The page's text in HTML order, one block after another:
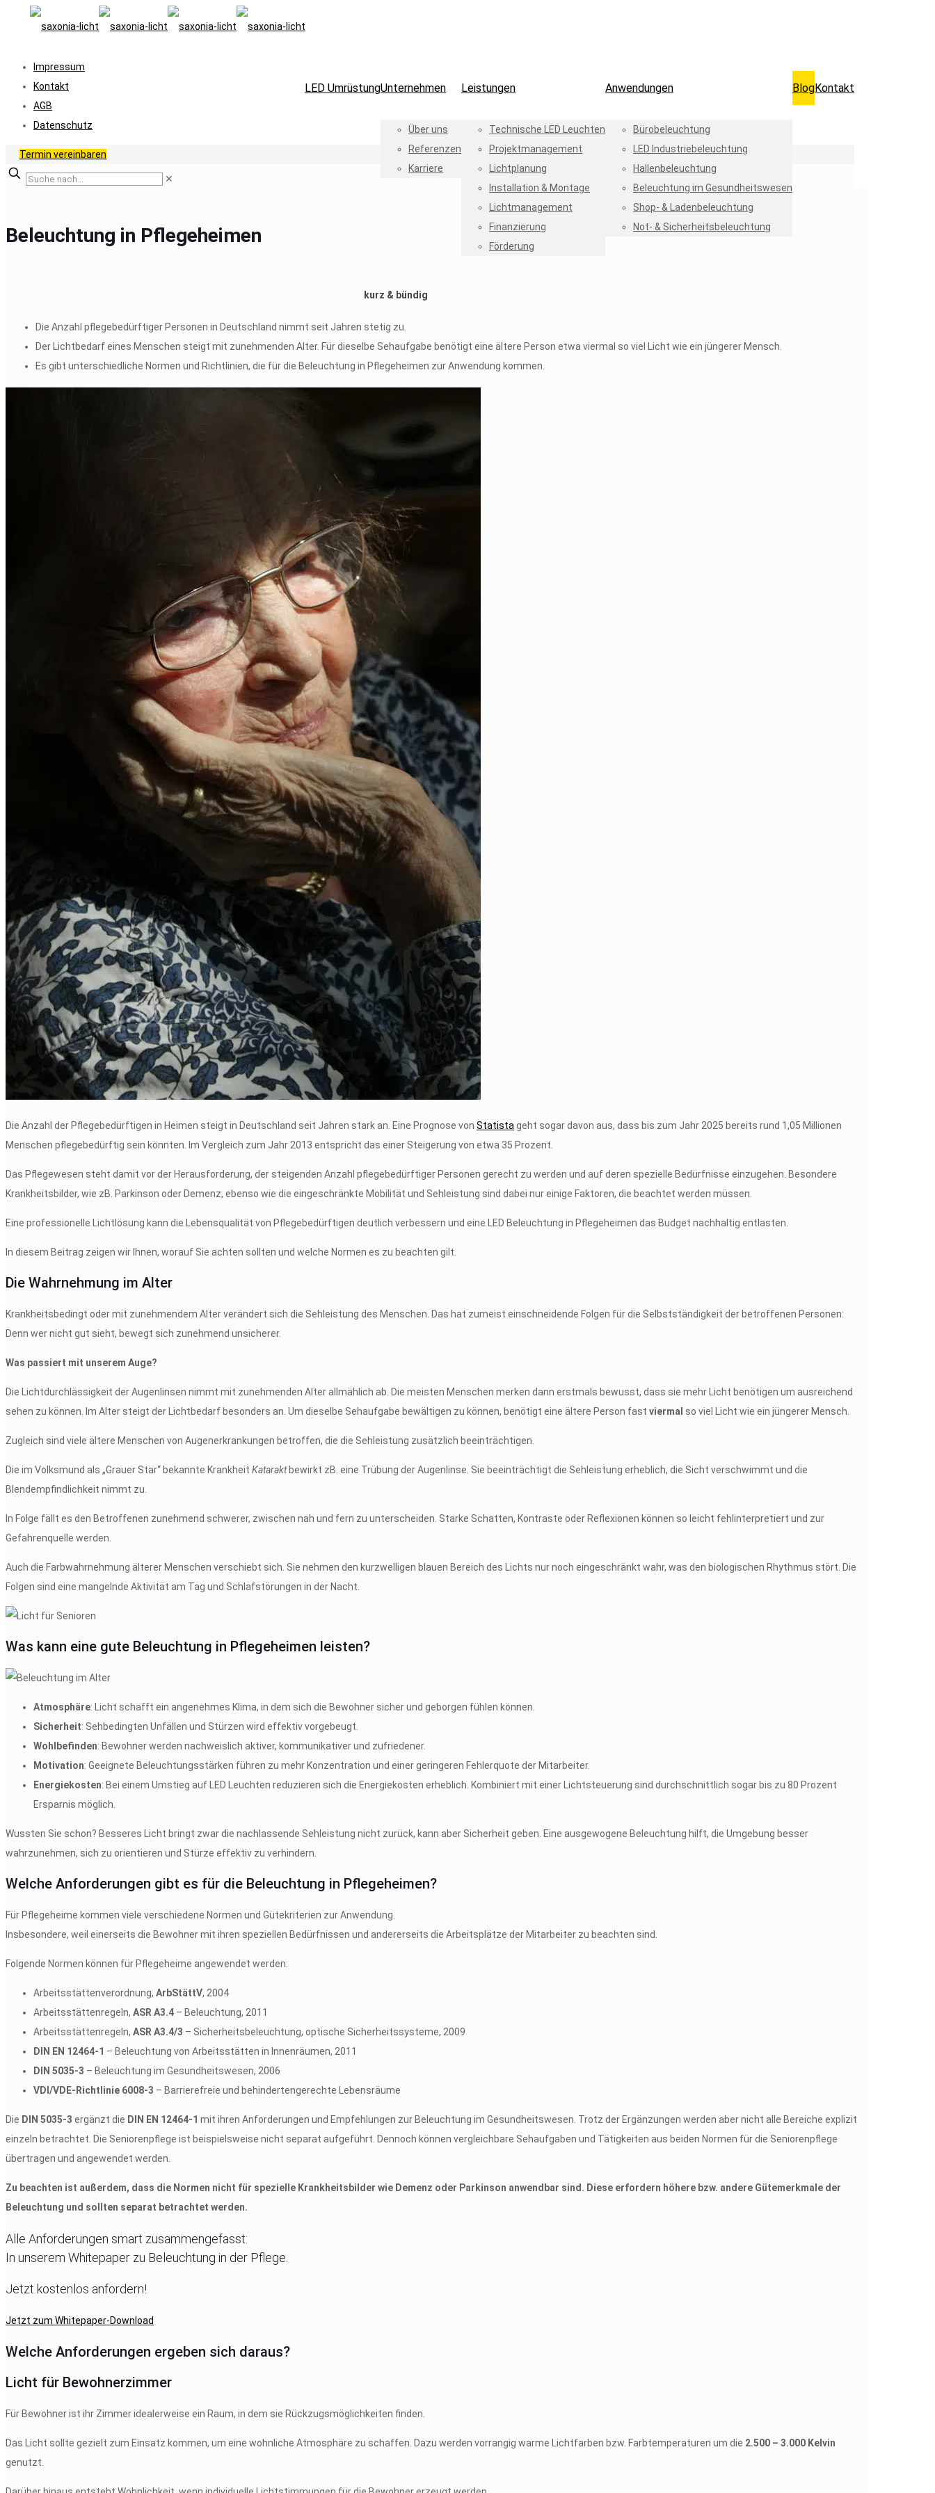
LED UmrüstungUnternehmen
Über uns
Referenzen
Karriere
Leistungen
Technische LED Leuchten
Projektmanagement
Lichtplanung
Installation & Montage
Lichtmanagement
Finanzierung
Förderung
Anwendungen
Bürobeleuchtung
LED Industriebeleuchtung
Hallenbeleuchtung
Beleuchtung im Gesundheitswesen
Shop- & Ladenbeleuchtung
Not- & Sicherheitsbeleuchtung
BlogKontakt
Impressum
Kontakt
AGB
Datenschutz
Termin vereinbaren
✕
Beleuchtung in Pflegeheimen
kurz & bündig
Die Anzahl pflegebedürftiger Personen in Deutschland nimmt seit Jahren stetig zu.
Der Lichtbedarf eines Menschen steigt mit zunehmenden Alter. Für dieselbe Sehaufgabe benötigt eine ältere Person etwa viermal so viel Licht wie ein jüngerer Mensch.
Es gibt unterschiedliche Normen und Richtlinien, die für die Beleuchtung in Pflegeheimen zur Anwendung kommen.
Die Anzahl der Pflegebedürftigen in Heimen steigt in Deutschland seit Jahren stark an. Eine Prognose von Statista geht sogar davon aus, dass bis zum Jahr 2025 bereits rund 1,05 Millionen
Menschen pflegebedürftig sein könnten. Im Vergleich zum Jahr 2013 entspricht das einer Steigerung von etwa 35 Prozent.
Das Pflegewesen steht damit vor der Herausforderung, der steigenden Anzahl pflegebedürftiger Personen gerecht zu werden und auf deren spezielle Bedürfnisse einzugehen. Besondere
Krankheitsbilder, wie zB. Parkinson oder Demenz, ebenso wie die eingeschränkte Mobilität und Sehleistung sind dabei nur einige Faktoren, die beachtet werden müssen.
Eine professionelle Lichtlösung kann die Lebensqualität von Pflegebedürftigen deutlich verbessern und eine LED Beleuchtung in Pflegeheimen das Budget nachhaltig entlasten.
In diesem Beitrag zeigen wir Ihnen, worauf Sie achten sollten und welche Normen es zu beachten gilt.
Die Wahrnehmung im Alter
Krankheitsbedingt oder mit zunehmendem Alter verändert sich die Sehleistung des Menschen. Das hat zumeist einschneidende Folgen für die Selbstständigkeit der betroffenen Personen:
Denn wer nicht gut sieht, bewegt sich zunehmend unsicherer.
Was passiert mit unserem Auge?
Die Lichtdurchlässigkeit der Augenlinsen nimmt mit zunehmenden Alter allmählich ab. Die meisten Menschen merken dann erstmals bewusst, dass sie mehr Licht benötigen um ausreichend
sehen zu können. Im Alter steigt der Lichtbedarf besonders an. Um dieselbe Sehaufgabe bewältigen zu können, benötigt eine ältere Person fast viermal so viel Licht wie ein jüngerer Mensch.
Zugleich sind viele ältere Menschen von Augenerkrankungen betroffen, die die Sehleistung zusätzlich beeinträchtigen.
Die im Volksmund als „Grauer Star“ bekannte Krankheit Kataraktbewirkt zB. eine Trübung der Augenlinse. Sie beeinträchtigt die Sehleistung erheblich, die Sicht verschwimmt und die
Blendempfindlichkeit nimmt zu.
In Folge fällt es den Betroffenen zunehmend schwerer, zwischen nah und fern zu unterscheiden. Starke Schatten, Kontraste oder Reflexionen können so leicht fehlinterpretiert und zur
Gefahrenquelle werden.
Auch die Farbwahrnehmung älterer Menschen verschiebt sich. Sie nehmen den kurzwelligen blauen Bereich des Lichts nur noch eingeschränkt wahr, was den biologischen Rhythmus stört. Die
Folgen sind eine mangelnde Aktivität am Tag und Schlafstörungen in der Nacht.
Was kann eine gute Beleuchtung in Pflegeheimen leisten?
Atmosphäre: Licht schafft ein angenehmes Klima, in dem sich die Bewohner sicher und geborgen fühlen können.
Sicherheit: Sehbedingten Unfällen und Stürzen wird effektiv vorgebeugt.
Wohlbefinden: Bewohner werden nachweislich aktiver, kommunikativer und zufriedener.
Motivation: Geeignete Beleuchtungsstärken führen zu mehr Konzentration und einer geringeren Fehlerquote der Mitarbeiter.
Energiekosten: Bei einem Umstieg auf LED Leuchten reduzieren sich die Energiekosten erheblich. Kombiniert mit einer Lichtsteuerung sind durchschnittlich sogar bis zu 80 Prozent
Ersparnis möglich.
Wussten Sie schon? Besseres Licht bringt zwar die nachlassende Sehleistung nicht zurück, kann aber Sicherheit geben. Eine ausgewogene Beleuchtung hilft, die Umgebung besser
wahrzunehmen, sich zu orientieren und Stürze effektiv zu verhindern.
Welche Anforderungen gibt es für die Beleuchtung in Pflegeheimen?
Für Pflegeheime kommen viele verschiedene Normen und Gütekriterien zur Anwendung.
Insbesondere, weil einerseits die Bewohner mit ihren speziellen Bedürfnissen und andererseits die Arbeitsplätze der Mitarbeiter zu beachten sind.
Folgende Normen können für Pflegeheime angewendet werden:
Arbeitsstättenverordnung, ArbStättV, 2004
Arbeitsstättenregeln, ASR A3.4 – Beleuchtung, 2011
Arbeitsstättenregeln, ASR A3.4/3 – Sicherheitsbeleuchtung, optische Sicherheitssysteme, 2009
DIN EN 12464-1 – Beleuchtung von Arbeitsstätten in Innenräumen, 2011
DIN 5035-3 – Beleuchtung im Gesundheitswesen, 2006
VDI/VDE-Richtlinie 6008-3 – Barrierefreie und behindertengerechte Lebensräume
Die DIN 5035-3 ergänzt die DIN EN 12464-1 mit ihren Anforderungen und Empfehlungen zur Beleuchtung im Gesundheitswesen. Trotz der Ergänzungen werden aber nicht alle Bereiche explizit
einzeln betrachtet. Die Seniorenpflege ist beispielsweise nicht separat aufgeführt. Dennoch können vergleichbare Sehaufgaben und Tätigkeiten aus beiden Normen für die Seniorenpflege
übertragen und angewendet werden.
Zu beachten ist außerdem, dass die Normen nicht für spezielle Krankheitsbilder wie Demenz oder Parkinson anwendbar sind. Diese erfordern höhere bzw. andere Gütemerkmale der
Beleuchtung und sollten separat betrachtet werden.
Alle Anforderungen smart zusammengefasst:
In unserem Whitepaper zu Beleuchtung in der Pflege.
Jetzt kostenlos anfordern!
Jetzt zum Whitepaper-Download
Welche Anforderungen ergeben sich daraus?
Licht für Bewohnerzimmer
Für Bewohner ist ihr Zimmer idealerweise ein Raum, in dem sie Rückzugsmöglichkeiten finden.
Das Licht sollte gezielt zum Einsatz kommen, um eine wohnliche Atmosphäre zu schaffen. Dazu werden vorrangig warme Lichtfarben bzw. Farbtemperaturen um die 2.500 – 3.000 Kelvin
genutzt.